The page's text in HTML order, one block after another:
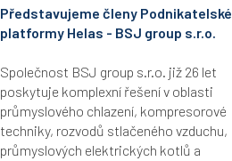
Představujeme členy Podnikatelské
platformy Helas - BSJ group s.r.o.
Společnost BSJ group s.r.o. již 26 let
poskytuje komplexní řešení v oblasti
průmyslového chlazení, kompresorové
techniky, rozvodů stlačeného vzduchu,
průmyslových elektrických kotlů a